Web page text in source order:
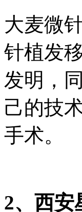
大麦微
针植发
发明，
己的技
手术。
2、西安